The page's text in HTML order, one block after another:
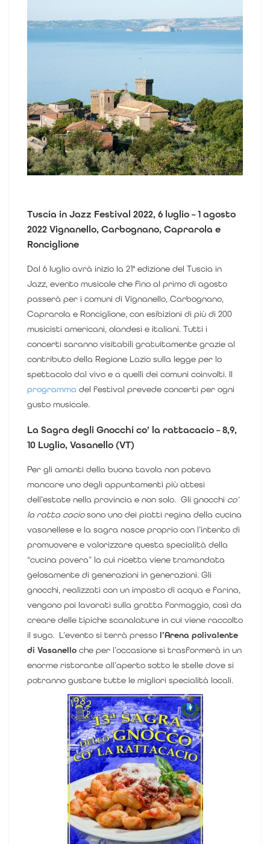
Tuscia in Jazz Festival 2022, 6 luglio – 1 agosto
2022 Vignanello, Carbognano, Caprarola e
Ronciglione
Dal 6 luglio avrà inizio la 21° edizione del Tuscia in
Jazz, evento musicale che fino al primo di agosto
passerà per i comuni di Vignanello, Carbognano,
Caprarola e Ronciglione, con esibizioni di più di 200
musicisti americani, olandesi e italiani. Tutti i
concerti saranno visitabili gratuitamente grazie al
contributo della Regione Lazio sulla legge per lo
spettacolo dal vivo e a quelli dei comuni coinvolti. Il
programma del festival prevede concerti per ogni
gusto musicale.
La Sagra degli Gnocchi co’ la rattacacio – 8,9,
10 Luglio, Vasanello (VT)
Per gli amanti della buona tavola non poteva
mancare uno degli appuntamenti più attesi
dell’estate nella provincia e non solo. Gli gnocchi co’
la ratta caciosono uno dei piatti regina della cucina
vasanellese e la sagra nasce proprio con l’intento di
promuovere e valorizzare questa specialità della
“cucina povera” la cui ricetta viene tramandata
gelosamente di generazioni in generazioni. Gli
gnocchi, realizzati con un impasto di acqua e farina,
vengono poi lavorati sulla gratta formaggio, così da
creare delle tipiche scanalature in cui viene raccolto
il sugo.
L’evento si terrà presso l’Arena polivalente
di Vasanello che per l’occasione si trasformerà in un
enorme ristorante all’aperto sotto le stelle dove si
potranno gustare tutte le migliori specialità locali.